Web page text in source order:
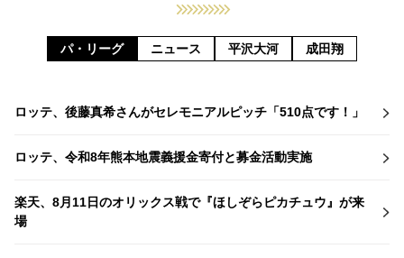
パ・リーグ ニュース 平沢大河 成田翔
ロッテ、後藤真希さんがセレモニアルピッチ「510点です！」
ロッテ、令和8年熊本地震義援金寄付と募金活動実施
楽天、8月11日のオリックス戦で『ほしぞらピカチュウ』が来
場